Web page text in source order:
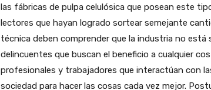
las fábricas de pulpa celulósica que posean este
lectores que hayan logrado sortear semejante
técnica deben comprender que la industria no está
delincuentes que buscan el beneficio a cualquier
profesionales y trabajadores que interactúan con
sociedad para hacer las cosas cada vez mejor.